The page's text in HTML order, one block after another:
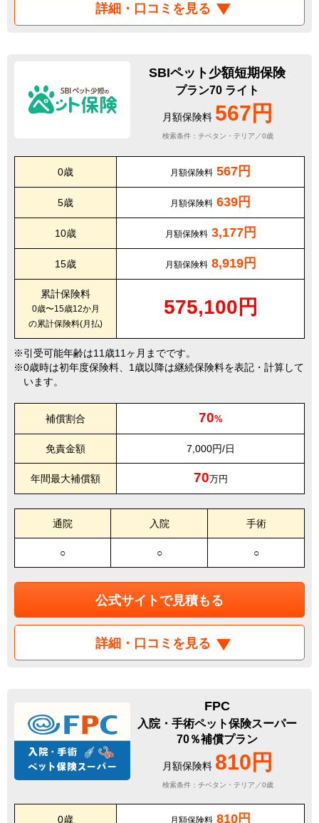
詳細・口コミを見る
SBIペット少額短期保険
プラン70 ライト
月額保険料 567円
検索条件：チベタン・テリア／0歳
0歳 月額保険料 567円
5歳 月額保険料 639円
10歳 月額保険料 3,177円
15歳 月額保険料 8,919円
累計保険料
0歳〜15歳12か月
の累計保険料(月払)
575,100円
引受可能年齢は11歳11ヶ月までです。
0歳時は初年度保険料、1歳以降は継続保険料を表記・計算して
います。
補償割合 70%
免責金額 7,000円/日
年間最大補償額 70万円
通院 入院 手術
○ ○ ○
公式サイトで見積もる
詳細・口コミを見る
FPC
入院・手術ペット保険スーパー
70％補償プラン
月額保険料 810円
検索条件：チベタン・テリア／0歳
0歳 月額保険料 810円